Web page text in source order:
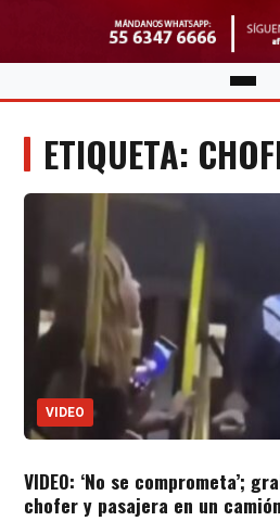
ETIQUETA:
VIDEO
VIDEO: ‘No se comprometa’;
chofer y pasajera en un camión